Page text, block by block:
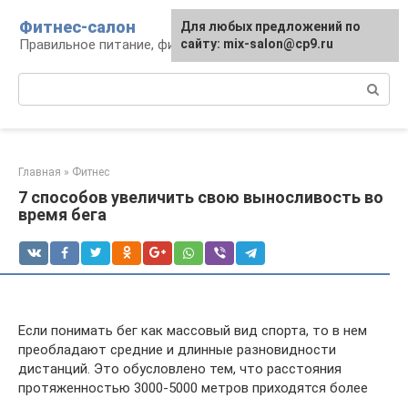
контенту
Фитнес-салон
Правильное питание, фитнес, образ жизни
Главная » Фитнес
7 способов увеличить свою выносливость во
время бега
Если понимать бег как массовый вид спорта, то в нем
преобладают средние и длинные разновидности
дистанций. Это обусловлено тем, что расстояния
протяженностью 3000-5000 метров приходятся более
Для любых предложений по
сайту: mix-salon@cp9.ru